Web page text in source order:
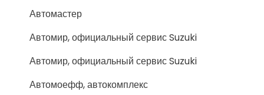
Автомастер
Автомир, официальный сервис Suzuki
Автомир, официальный сервис Suzuki
Автомоефф, автокомплекс